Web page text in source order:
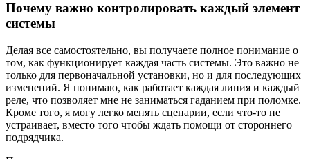
Почему важно контролировать каждый элемент
системы
Делая все самостоятельно, вы получаете полное понимание о
том, как функционирует каждая часть системы. Это важно не
только для первоначальной установки, но и для последующих
изменений. Я понимаю, как работает каждая линия и каждый
реле, что позволяет мне не заниматься гаданием при поломке.
Кроме того, я могу легко менять сценарии, если что-то не
устраивает, вместо того чтобы ждать помощи от стороннего
подрядчика.